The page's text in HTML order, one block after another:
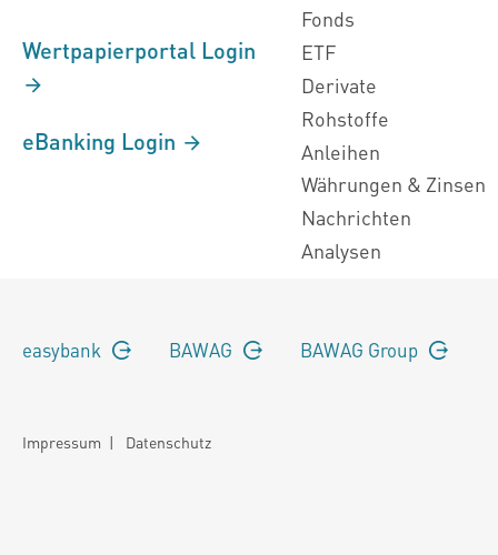
Wertpapierportal Login
eBanking Login
Fonds
ETF
Derivate
Rohstoffe
Anleihen
Währungen & Zinsen
Nachrichten
Analysen
easybank BAWAG BAWAG Group
Impressum | Datenschutz